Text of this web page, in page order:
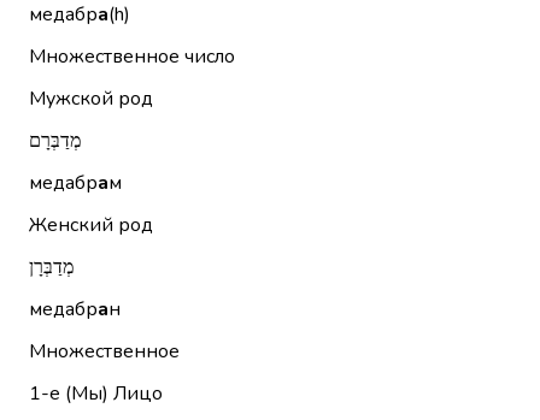
медабра(h)
Множественное число
Мужской род
מְדַבְּרָם
медабрам
Женский род
מְדַבְּרָן
медабран
Множественное
1-е (Мы) Лицо